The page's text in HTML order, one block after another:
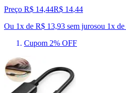
Preço R$ 14,44R$ 14,44
Ou 1x de R$ 13,93 sem jurosou 1x de
Cupom 2% OFF